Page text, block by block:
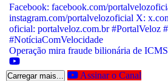
Operação mira fraude bilionária de ICMS
Carregar mais... Assinar o Canal